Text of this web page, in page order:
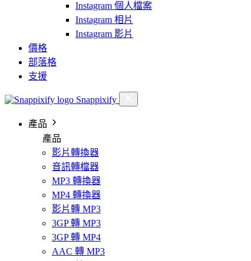
Instagram 個人檔案
Instagram 相片
Instagram 影片
價格
部落格
支援
Snappixify
產品
產品
影片轉換器
音訊轉檔器
MP3 轉換器
MP4 轉換器
影片轉 MP3
3GP 轉 MP3
3GP 轉 MP4
AAC 轉 MP3